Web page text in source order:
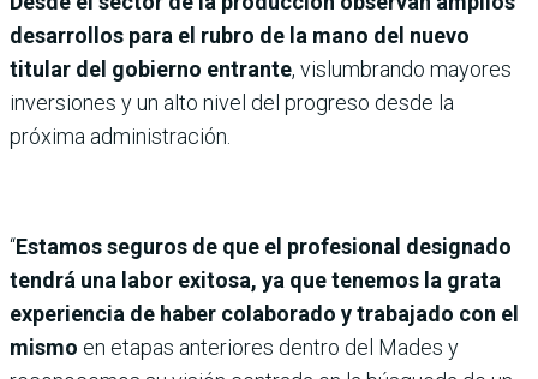
desarrollos para el rubro de la mano del nuevo
titular del gobierno entrante, vislumbrando mayores
inversiones y un alto nivel del progreso desde la
próxima administración.
“Estamos seguros de que el profesional designado
tendrá una labor exitosa, ya que tenemos la grata
experiencia de haber colaborado y trabajado con el
mismo en etapas anteriores dentro del Mades y